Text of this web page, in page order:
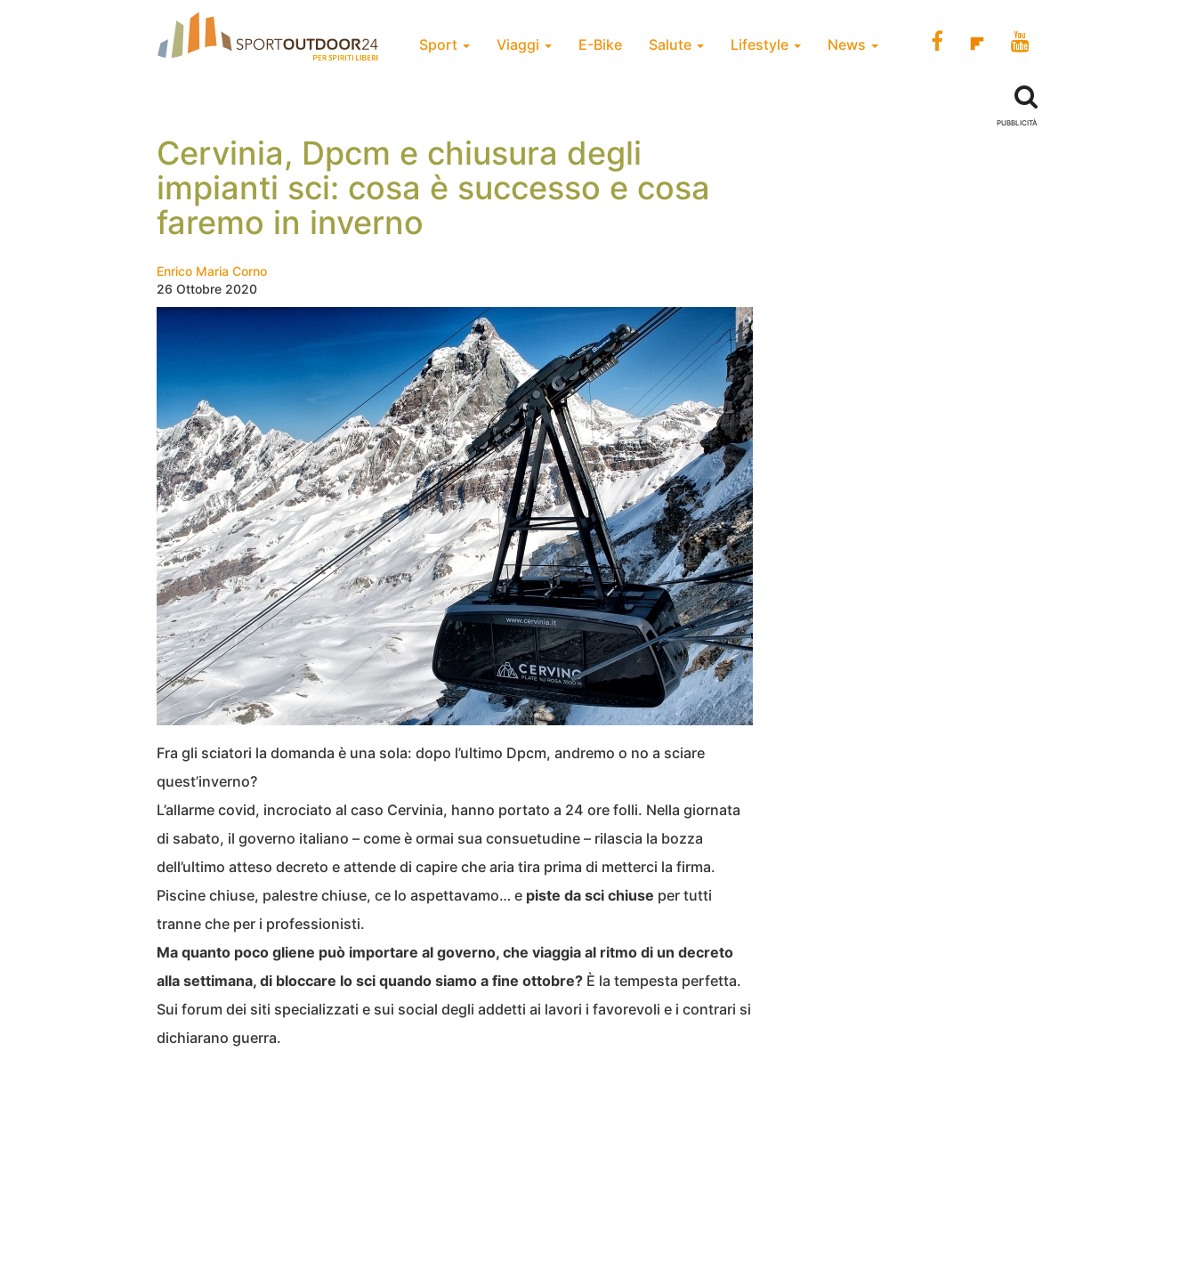
Sport Viaggi E-Bike Salute Lifestyle News
Cervinia, Dpcm e chiusura degli
impianti sci: cosa è successo e cosa
faremo in inverno
Enrico Maria Corno
26 Ottobre 2020
Fra gli sciatori la domanda è una sola: dopo l’ultimo Dpcm, andremo o no a sciare
quest’inverno?
L’allarme covid, incrociato al caso Cervinia, hanno portato a 24 ore folli. Nella giornata
di sabato, il governo italiano – come è ormai sua consuetudine – rilascia la bozza
dell’ultimo atteso decreto e attende di capire che aria tira prima di metterci la firma.
Piscine chiuse, palestre chiuse, ce lo aspettavamo… e piste da sci chiuse per tutti
tranne che per i professionisti.
Ma quanto poco gliene può importare al governo, che viaggia al ritmo di un decreto
alla settimana, di bloccare lo sci quando siamo a fine ottobre? È la tempesta perfetta.
Sui forum dei siti specializzati e sui social degli addetti ai lavori i favorevoli e i contrari si
dichiarano guerra.
PUBBLICITÀ